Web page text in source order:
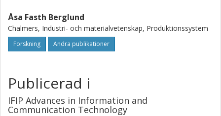
Åsa Fasth Berglund
Chalmers, Industri- och materialvetenskap, Produktionssystem
Forskning Andra publikationer
Publicerad i
IFIP Advances in Information and
Communication Technology